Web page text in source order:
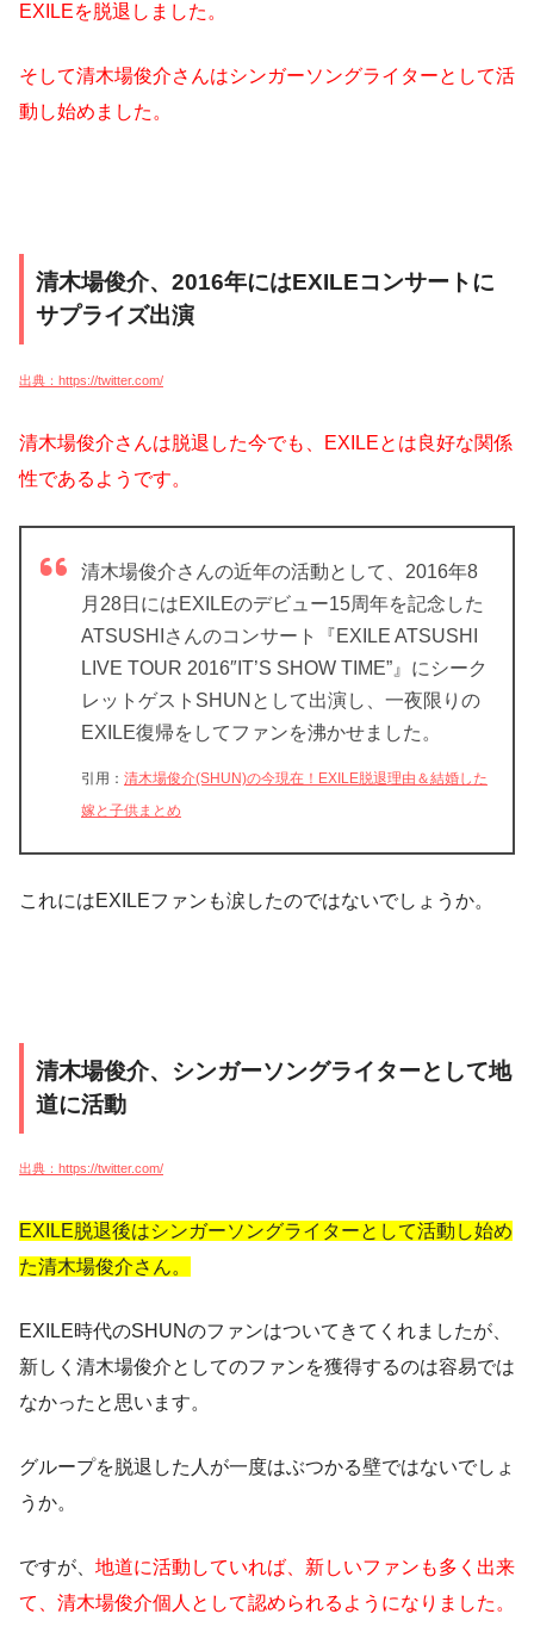
EXILEを脱退しました。
そして清木場俊介さんはシンガーソングライターとして活
動し始めました。
清木場俊介、2016年にはEXILEコンサートに
サプライズ出演
出典：https://twitter.com/
清木場俊介さんは脱退した今でも、EXILEとは良好な関係
性であるようです。
清木場俊介さんの近年の活動として、2016年8
月28日にはEXILEのデビュー15周年を記念した
ATSUSHIさんのコンサート『EXILE ATSUSHI
LIVE TOUR 2016″IT’S SHOW TIME”』にシーク
レットゲストSHUNとして出演し、一夜限りの
EXILE復帰をしてファンを沸かせました。
引用： 清木場俊介(SHUN)の今現在！EXILE脱退理由＆結婚した
嫁と子供まとめ
これにはEXILEファンも涙したのではないでしょうか。
清木場俊介、シンガーソングライターとして地
道に活動
出典：https://twitter.com/
EXILE脱退後はシンガーソングライターとして活動し始め
た清木場俊介さん。
EXILE時代のSHUNのファンはついてきてくれましたが、
新しく清木場俊介としてのファンを獲得するのは容易では
なかったと思います。
グループを脱退した人が一度はぶつかる壁ではないでしょ
うか。
ですが、 地道に活動していれば、新しいファンも多く出来
て、清木場俊介個人として認められるようになりました。